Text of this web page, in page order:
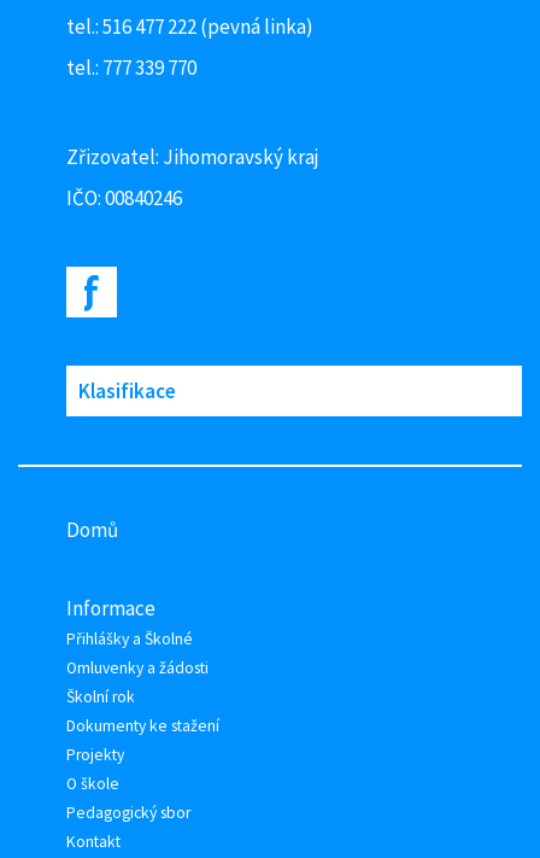
tel.: 516 477 222 (pevná linka)
tel.: 777 339 770
Zřizovatel: Jihomoravský kraj
IČO: 00840246
Klasifikace
Domů
Informace
Přihlášky a Školné
Omluvenky a žádosti
Školní rok
Dokumenty ke stažení
Projekty
O škole
Pedagogický sbor
Kontakt